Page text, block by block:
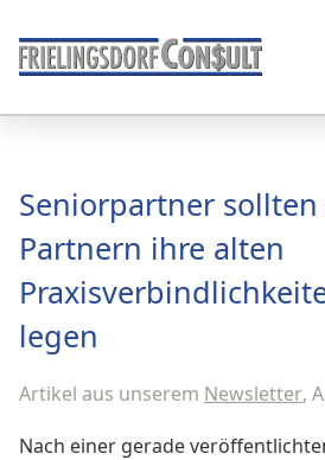
Beratung
Leistungen
Akademie
MVZ/Ärztenetze
Über uns
Newsletter & Presse
Seniorpartner
Partnern ihre alten
legen
Artikel aus unserem Newsletter,
Nach einer gerade